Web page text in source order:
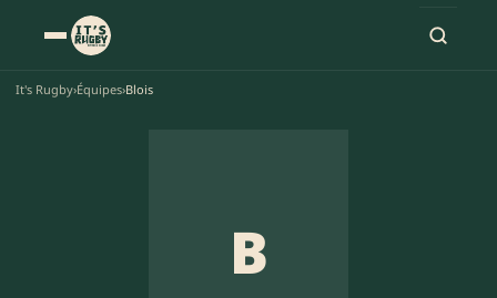
It's Rugby›Équipes›Blois
B